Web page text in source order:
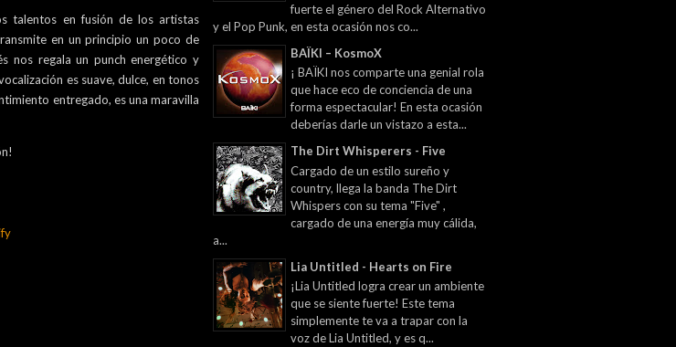
talentos en fusión de los artistas
en un principio un poco de
nos regala un punch energético y
es suave, dulce, en tonos
entregado, es una maravilla
fuerte el género del Rock Alternativo
y el Pop Punk, en esta ocasión nos co...
BAÏKI – KosmoX
¡ BAÏKI nos comparte una genial rola
que hace eco de conciencia de una
forma espectacular! En esta ocasión
deberías darle un vistazo a esta...
The Dirt Whisperers - Five
Cargado de un estilo sureño y
country, llega la banda The Dirt
Whispers con su tema "Five" ,
cargado de una energía muy cálida,
a...
Lia Untitled - Hearts on Fire
¡Lia Untitled logra crear un ambiente
que se siente fuerte! Este tema
simplemente te va a trapar con la
voz de Lia Untitled, y es q...